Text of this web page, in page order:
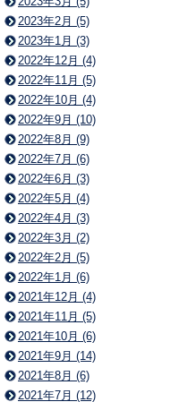
2023年2月 (5)
2023年1月 (3)
2022年12月 (4)
2022年11月 (5)
2022年10月 (4)
2022年9月 (10)
2022年8月 (9)
2022年7月 (6)
2022年6月 (3)
2022年5月 (4)
2022年4月 (3)
2022年3月 (2)
2022年2月 (5)
2022年1月 (6)
2021年12月 (4)
2021年11月 (5)
2021年10月 (6)
2021年9月 (14)
2021年8月 (6)
2021年7月 (12)